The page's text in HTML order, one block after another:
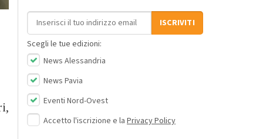
Indirizzo email
ISCRIVITI
Scegli le tue edizioni:
News Alessandria
News Pavia
Eventi Nord-Ovest
Accetto l'iscrizione e la Privacy Policy